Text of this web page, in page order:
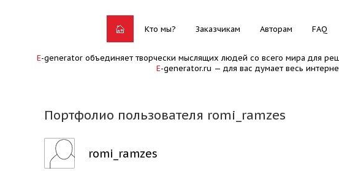
Кто мы? Заказчикам Авторам FAQ
E-generator объединяет творчески мыслящих людей со всего мира для
E-generator.ru — для вас думает весь
Портфолио пользователя romi_ramzes
romi_ramzes